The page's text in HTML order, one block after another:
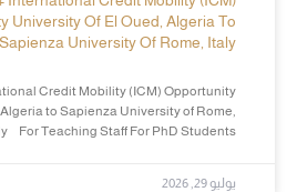
University Of El Oued, Algeria To
Sapienza University Of Rome, Italy
Credit Mobility (ICM) Opportunity
to Sapienza University of Rome,
For Teaching Staff For PhD Students
يوليو 29, 2026